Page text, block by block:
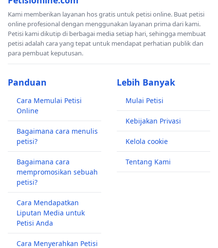
Kami memberikan layanan hos gratis untuk petisi online. Buat petisi
online profesional dengan menggunakan layanan prima dari kami.
Petisi kami dikutip di berbagai media setiap hari, sehingga membuat
petisi adalah cara yang tepat untuk mendapat perhatian publik dan
para pembuat keputusan.
Panduan
Cara Memulai Petisi
Online
Bagaimana cara menulis
petisi?
Bagaimana cara
mempromosikan sebuah
petisi?
Cara Mendapatkan
Liputan Media untuk
Petisi Anda
Cara Menyerahkan Petisi
Lebih Banyak
Mulai Petisi
Kebijakan Privasi
Kelola cookie
Tentang Kami